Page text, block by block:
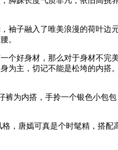
袖子融入了唯美浪漫的荷叶
。
个好身材，那么对于身材不
为主，切记不能是松垮的内
为内搭，手拎一个银色小包
，唐嫣可真是个时髦精，搭